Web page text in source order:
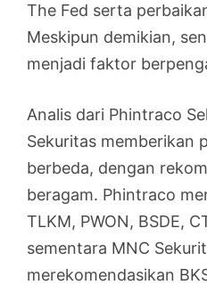
The Fed serta
Meskipun demikian,
menjadi faktor
Analis dari Phintraco
Sekuritas memberikan
berbeda, dengan
beragam. Phintraco
TLKM, PWON, BSDE,
sementara MNC
merekomendasikan